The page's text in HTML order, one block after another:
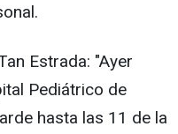
Estrada: "Ayer
Pediátrico de
hasta las 11 de la